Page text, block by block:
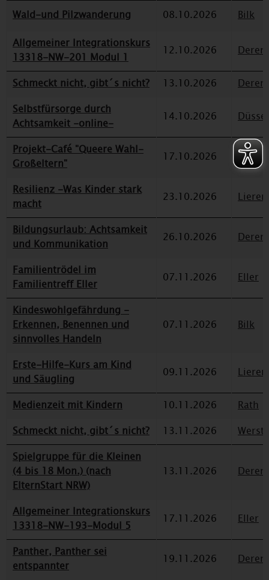
Wald-und Pilzwanderung 08.10.2026
Bilk
Allgemeiner Integrationskurs
13318-NW-201 Modul 1
12.10.2026
Schmeckt nicht, gibt´s nicht? 13.10.2026
Selbstfürsorge durch
Achtsamkeit -online-
14.10.2026
Projekt-Café "Queere Wahl-
Großeltern"
17.10.2026 Eller
Resilienz -Was Kinder stark
macht
23.10.2026
Bildungsurlaub: Achtsamkeit
und Kommunikation
26.10.2026
Familientrödel im
Familientreff Eller
07.11.2026 Eller
Kindeswohlgefährdung -
Erkennen, Benennen und
sinnvolles Handeln
07.11.2026 Bilk
Erste-Hilfe-Kurs am Kind
und Säugling
09.11.2026
Medienzeit mit Kindern 10.11.2026
Rath
Schmeckt nicht, gibt´s nicht?
13.11.2026
Spielgruppe für die Kleinen
(4 bis 18 Mon.) (nach
ElternStart NRW)
13.11.2026
Allgemeiner Integrationskurs
13318-NW-193-Modul 5
17.11.2026 Eller
Panther, Panther sei
entspannter
19.11.2026